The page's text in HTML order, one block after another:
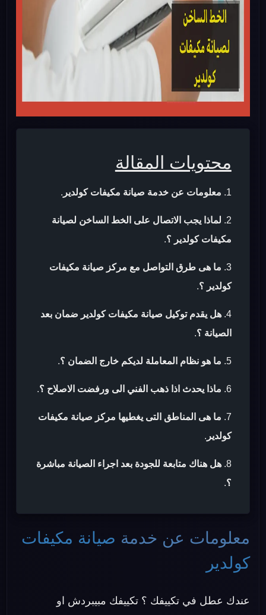
محتويات المقالة
معلومات عن خدمة صيانة مكيفات كولدير .
لماذا يجب الاتصال على الخط الساخن لصيانة
مكيفات كولدير ؟.
ما هى طرق التواصل مع مركز صيانة مكيفات
كولدير ؟.
هل يقدم توكيل صيانة مكيفات كولدير ضمان بعد
الصيانة ؟.
ما هو نظام المعاملة لديكم خارج الضمان ؟.
ماذا يحدث اذا ذهب الفني الى ورفضت الاصلاح ؟.
ما هى المناطق التى يغطيها مركز صيانة مكيفات
كولدير .
هل هناك متابعة للجودة بعد اجراء الصيانة مباشرة
؟.
معلومات عن خدمة صيانة مكيفات
كولدير
عندك عطل في تكييفك ؟ تكييفك مبيبردش او